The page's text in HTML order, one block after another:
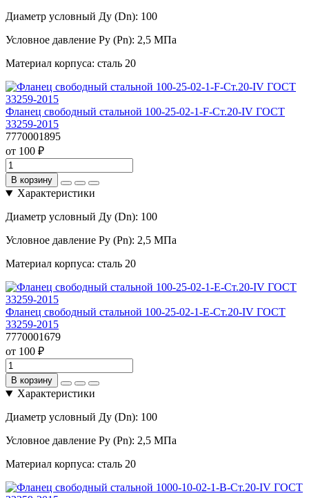
Диаметр условный Ду (Dn): 100
Условное давление Ру (Pn): 2,5 МПа
Материал корпуса: сталь 20
Фланец свободный стальной 100-25-02-1-F-Ст.20-IV ГОСТ
33259-2015
7770001895
от 100 ₽
В корзину
Характеристики
Диаметр условный Ду (Dn): 100
Условное давление Ру (Pn): 2,5 МПа
Материал корпуса: сталь 20
Фланец свободный стальной 100-25-02-1-Е-Ст.20-IV ГОСТ
33259-2015
7770001679
от 100 ₽
В корзину
Характеристики
Диаметр условный Ду (Dn): 100
Условное давление Ру (Pn): 2,5 МПа
Материал корпуса: сталь 20